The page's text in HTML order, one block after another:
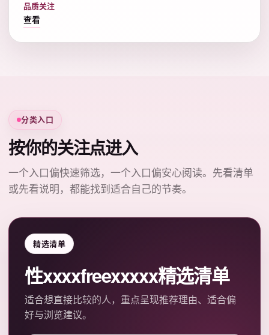
品质关注
查看
分类入口
按你的关注点进入
一个入口偏快速筛选，一个入口偏安心阅读。先看清单
或先看说明，都能找到适合自己的节奏。
精选清单
性xxxxfreexxxxx精选清单
适合想直接比较的人，重点呈现推荐理由、适合偏
好与浏览建议。